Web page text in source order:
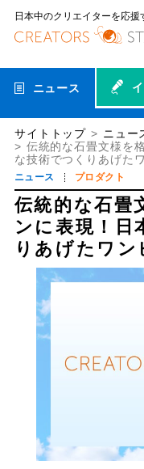
日本中のクリエイターを応援
ニュース
サイトトップ
ニュー
伝統的な石畳文様を
な技術でつくりあげた
ニュース プロダクト
伝統的な石畳
ンに表現！日
りあげたワン